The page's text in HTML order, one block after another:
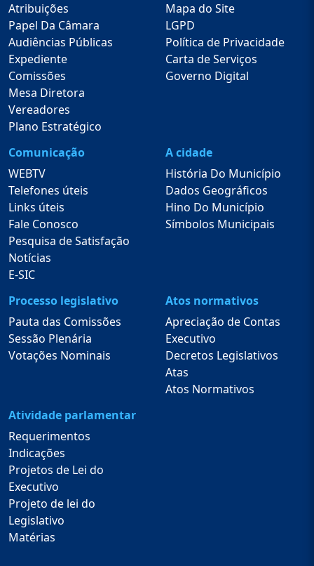
Atribuições
Papel Da Câmara
Audiências Públicas
Expediente
Comissões
Mesa Diretora
Vereadores
Plano Estratégico
Mapa do Site
LGPD
Política de Privacidade
Carta de Serviços
Governo Digital
Comunicação
WEBTV
Telefones úteis
Links úteis
Fale Conosco
Pesquisa de Satisfação
Notícias
E-SIC
A cidade
História Do Município
Dados Geográficos
Hino Do Município
Símbolos Municipais
Processo legislativo
Pauta das Comissões
Sessão Plenária
Votações Nominais
Atos normativos
Apreciação de Contas
Executivo
Decretos Legislativos
Atas
Atos Normativos
Atividade parlamentar
Requerimentos
Indicações
Projetos de Lei do
Executivo
Projeto de lei do
Legislativo
Matérias